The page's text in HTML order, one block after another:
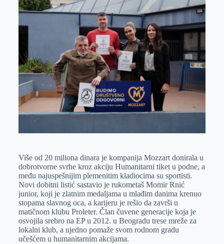
k
g
e
d
I
r
t
s
p
p
m
a
l
Više od 20 miliona dinara je kompanija Mozzart donirala u
dobrotvorne svrhe kroz akciju Humanitarni tiket u podne, a
među najuspešnijim plemenitim kladiocima su sportisti.
Novi dobitni listić sastavio je rukometaš Momir Rnić
junior, koji je zlatnim medaljama u mlađim danima krenuo
stopama slavnog oca, a karijeru je rešio da završi u
matičnom klubu Proleter. Član čuvene generacije koja je
osvojila srebro na EP u 2012. u Beogradu trese mreže za
lokalni klub, a ujedno pomaže svom rodnom gradu
učešćem u humanitarnim akcijama.